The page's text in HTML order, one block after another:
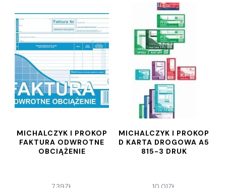
MICHALCZYK I PROKOP
FAKTURA ODWROTNE
OBCIĄŻENIE
MICHALCZYK I PROKOP
D KARTA DROGOWA A5
815-3 DRUK